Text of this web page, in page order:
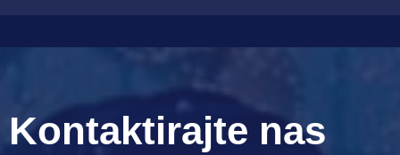
Kontaktirajte nas